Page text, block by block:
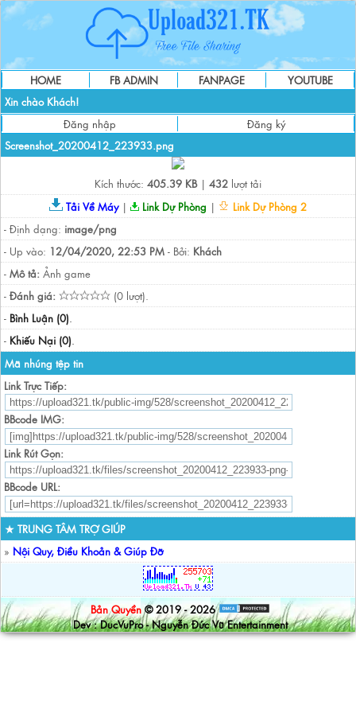
HOME FB ADMIN FANPAGE
YOUTUBE
Xin chào Khách!
Đăng nhập
Đăng ký
Screenshot_20200412_223933.png
Kích thước: 405.39 KB| 432 lượt tải
Tải Về Máy| Link Dự Phòng |
Link Dự Phòng 2
- Định dạng: image/png
- Up vào: 12/04/2020, 22:53 PM - Bởi: Khách
- Mô tả: Ảnh game
- Đánh giá:
(0 lượt).
- Bình Luận (0).
- Khiếu Nại (0).
Mã nhúng tệp tin
Link Trực Tiếp:
BBcode IMG:
Link Rút Gọn:
BBcode URL:
★ TRUNG TÂM TRỢ GIÚP
» Nội Quy, Điều Khoản & Giúp Đỡ
Bản Quyền © 2019 - 2026
Dev : DucVuPro - Nguyễn Đức Vũ Entertainment